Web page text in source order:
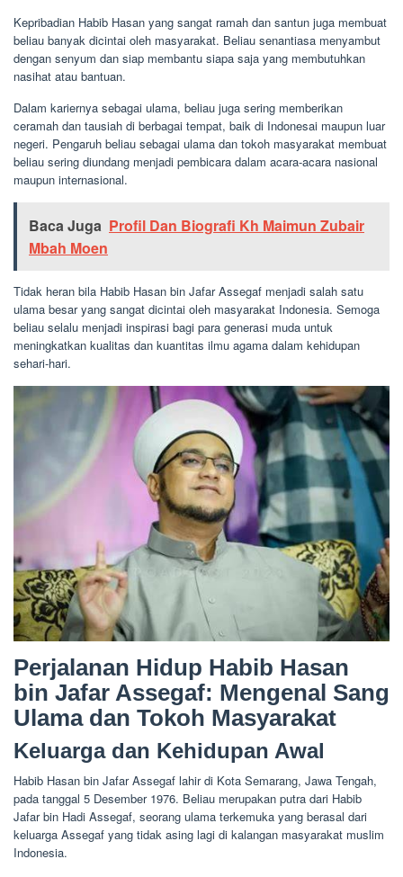
Kepribadian Habib Hasan yang sangat ramah dan santun juga membuat
beliau banyak dicintai oleh masyarakat. Beliau senantiasa menyambut
dengan senyum dan siap membantu siapa saja yang membutuhkan
nasihat atau bantuan.
Dalam kariernya sebagai ulama, beliau juga sering memberikan
ceramah dan tausiah di berbagai tempat, baik di Indonesai maupun luar
negeri. Pengaruh beliau sebagai ulama dan tokoh masyarakat membuat
beliau sering diundang menjadi pembicara dalam acara-acara nasional
maupun internasional.
Baca Juga Profil Dan Biografi Kh Maimun Zubair
Mbah Moen
Tidak heran bila Habib Hasan bin Jafar Assegaf menjadi salah satu
ulama besar yang sangat dicintai oleh masyarakat Indonesia. Semoga
beliau selalu menjadi inspirasi bagi para generasi muda untuk
meningkatkan kualitas dan kuantitas ilmu agama dalam kehidupan
sehari-hari.
Perjalanan Hidup Habib Hasan
bin Jafar Assegaf: Mengenal Sang
Ulama dan Tokoh Masyarakat
Keluarga dan Kehidupan Awal
Habib Hasan bin Jafar Assegaf lahir di Kota Semarang, Jawa Tengah,
pada tanggal 5 Desember 1976. Beliau merupakan putra dari Habib
Jafar bin Hadi Assegaf, seorang ulama terkemuka yang berasal dari
keluarga Assegaf yang tidak asing lagi di kalangan masyarakat muslim
Indonesia.